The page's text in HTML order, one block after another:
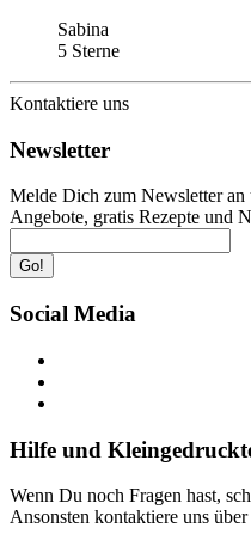
Sabina
5 Sterne
Kontaktiere uns
Newsletter
Melde Dich zum Newsletter
Angebote, gratis Rezepte und
Go!
Social Media
Hilfe und
Wenn Du noch Fragen hast,
Ansonsten kontaktiere uns